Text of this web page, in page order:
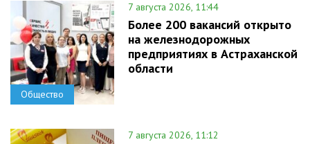
Общество
7 августа 2026, 11:44
Более 200 вакансий открыто
на железнодорожных
предприятиях в Астраханской
области
7 августа 2026, 11:12